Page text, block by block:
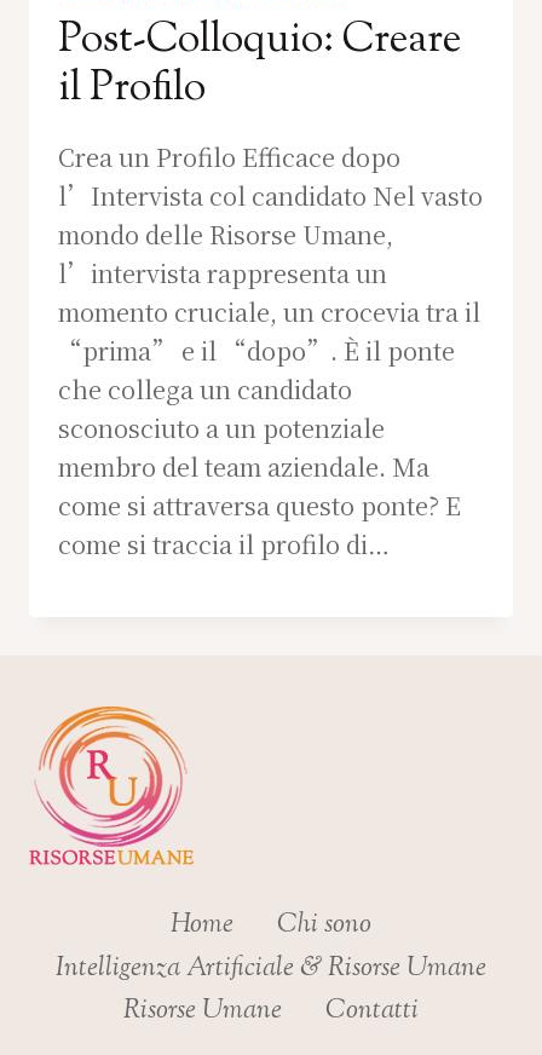
Post-Colloquio: Creare
il Profilo
Crea un Profilo Efficace dopo
l’Intervista col candidato Nel vasto
mondo delle Risorse Umane,
l’intervista rappresenta un
momento cruciale, un crocevia tra il
“prima” e il “dopo”. È il ponte
che collega un candidato
sconosciuto a un potenziale
membro del team aziendale. Ma
come si attraversa questo ponte? E
come si traccia il profilo di…
Home
Chi sono
Intelligenza Artificiale & Risorse Umane
Risorse Umane
Contatti